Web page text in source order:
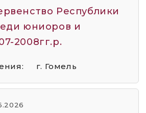
Республики
юниоров и
2008гг.р.
г. Гомель